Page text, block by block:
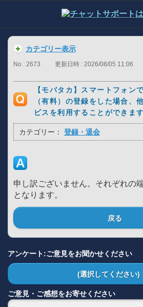
カテゴリー表示
No : 2673 更新日時 : 2026/08/05 11:06
【モバタカ】スマートフォン
（有料）の登録をした場合、
ビスを利用することができま
カテゴリー： 登録・退会
申し訳ございません。それぞれの
となります。
戻る
アンケート:ご意見をお聞かせください
(選択してください)
ご意見・ご感想をお寄せください